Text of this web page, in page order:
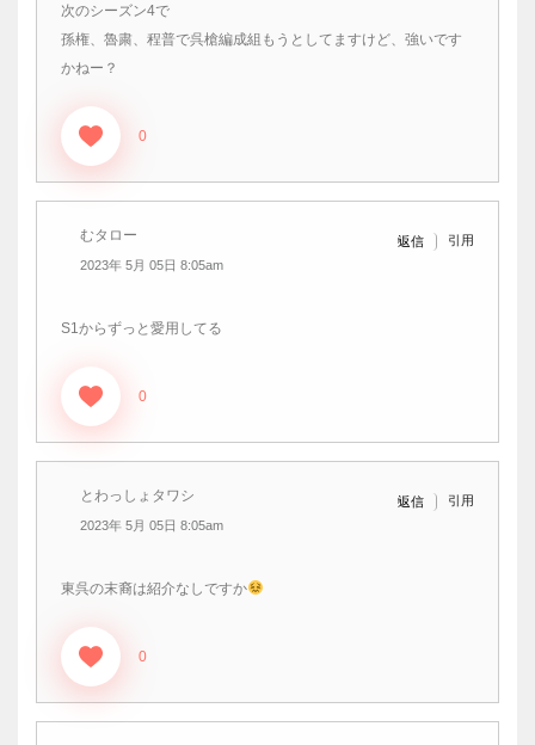
次のシーズン4で
孫権、魯粛、程普で呉槍編成組もうとしてますけど、強いです
かねー？
0
むタロー
2023年 5月 05日 8:05am
返信 引用
S1からずっと愛用してる
0
とわっしょタワシ
2023年 5月 05日 8:05am
返信 引用
東呉の末裔は紹介なしですか
0